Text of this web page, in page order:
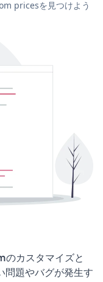
pricesを見つけよう
カスタマイズと
問題やバグが発生す